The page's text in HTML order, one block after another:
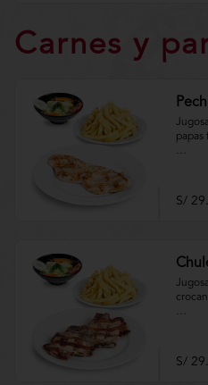
Carnes y
papas
m/
S/
m/
S/